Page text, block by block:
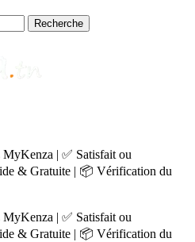
Recherche
| ✅ Satisfait ou
& Gratuite | 📦 Vérification du
| ✅ Satisfait ou
& Gratuite | 📦 Vérification du